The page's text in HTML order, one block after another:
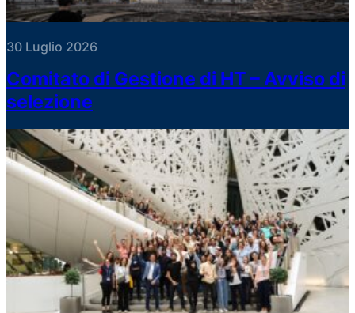
30 Luglio 2026
Comitato di Gestione di HT – Avviso di
selezione